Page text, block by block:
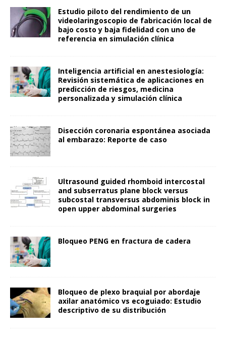
Estudio piloto del rendimiento de un
videolaringoscopio de fabricación local de
bajo costo y baja fidelidad con uno de
referencia en simulación clínica
Inteligencia artificial en anestesiología:
Revisión sistemática de aplicaciones en
predicción de riesgos, medicina
personalizada y simulación clínica
Disección coronaria espontánea asociada
al embarazo: Reporte de caso
Ultrasound guided rhomboid intercostal
and subserratus plane block versus
subcostal transversus abdominis block in
open upper abdominal surgeries
Bloqueo PENG en fractura de cadera
Bloqueo de plexo braquial por abordaje
axilar anatómico vs ecoguiado: Estudio
descriptivo de su distribución